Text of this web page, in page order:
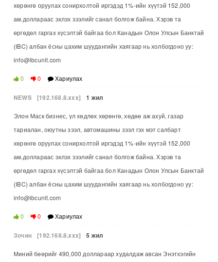
хөрөнгө оруулах сонирхолтой иргэдэд 1%-ийн хүүтэй 152,000
ам.доллараас эхлэх зээлийг санал болгож байна. Хэрэв та
өргөдөл гаргах хүсэлтэй байгаа бол Канадын Олон Улсын Банктай
(IBC) албан ёсны цахим шуудангийн хаягаар нь холбогдоно уу:
info@ibcunit.com
0 0 Хариулах
NEWS [192.168.8.xxx] 1 жил
Элон Маск бизнес, үл хөдлөх хөрөнгө, хөдөө аж ахуй, газар
тариалан, оюутны зээл, автомашины зээл гэх мэт салбарт
хөрөнгө оруулах сонирхолтой иргэдэд 1%-ийн хүүтэй 152,000
ам.доллараас эхлэх зээлийг санал болгож байна. Хэрэв та
өргөдөл гаргах хүсэлтэй байгаа бол Канадын Олон Улсын Банктай
(IBC) албан ёсны цахим шуудангийн хаягаар нь холбогдоно уу:
info@ibcunit.com
0 0 Хариулах
Зочин [192.168.8.xxx] 5 жил
Миний бөөрийг 490,000 доллараар худалдаж авсан Энэтхэгийн